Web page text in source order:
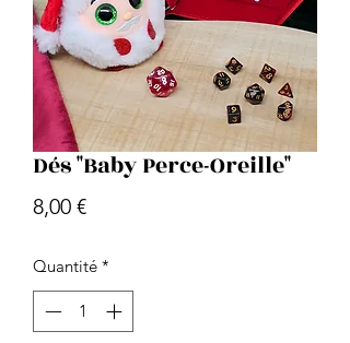
Dés "Baby Perce-Oreille"
8,00 €Prix
Quantité *